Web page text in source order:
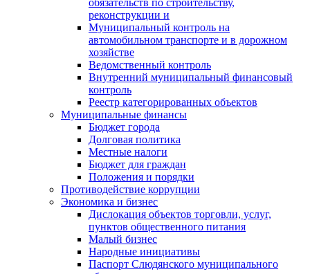
обязательств по строительству,
реконструкции и
Муниципальный контроль на
автомобильном транспорте и в дорожном
хозяйстве
Ведомственный контроль
Внутренний муниципальный финансовый
контроль
Реестр категорированных объектов
Муниципальные финансы
Бюджет города
Долговая политика
Местные налоги
Бюджет для граждан
Положения и порядки
Противодействие коррупции
Экономика и бизнес
Дислокация объектов торговли, услуг,
пунктов общественного питания
Малый бизнес
Народные инициативы
Паспорт Слюдянского муниципального